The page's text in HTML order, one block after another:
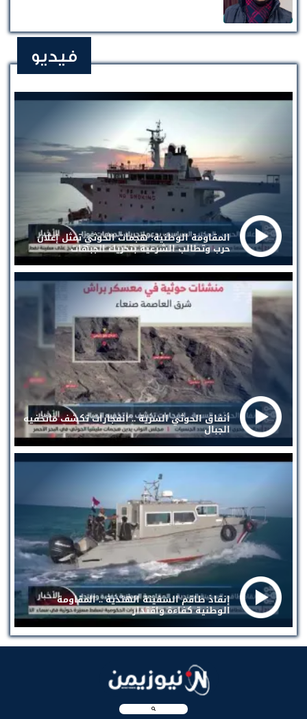
فيديو
المقاومة الوطنية: هجمات الحوثي تمثل إعلان
حرب وتطالب الشرعية بتحريك الجبهات
أنفاق الحوثي السرية .. انفجارات تكشف ماتخفيه
الجبال
إنقاذ طاقم السفينة الهندية .. المقاومة
الوطنية كفاءة واقتدار